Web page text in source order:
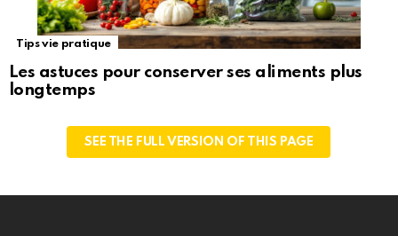
Tips vie pratique
Les astuces pour conserver ses aliments plus
longtemps
SEE THE FULL VERSION OF THIS PAGE